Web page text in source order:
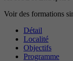
Voir des formations
Détail
Localité
Objectifs
Programme